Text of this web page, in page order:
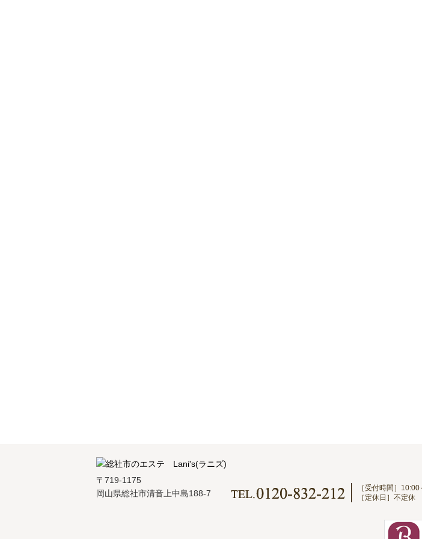
〒719-1175
岡山県総社市清音上中島188-7
［受付時間］
［定休日］不定休